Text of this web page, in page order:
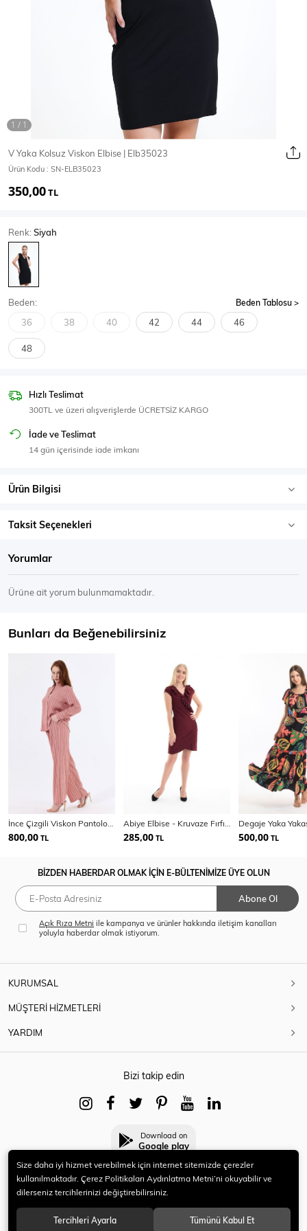
Mont & Kaban Yağmurluk
T-Shirt
Body
SPOR GİYİM
Eşofman Üstü
V Yaka Kolsuz Viskon Elbise | Elb35023
Ürün Kodu : SN-ELB35023
350,00TL
Renk:Siyah
Beden: Beden Tablosu
36 38 40 42 44 46
48
Hızlı Teslimat
300TL ve üzeri alışverişlerde ÜCRETSİZ KARGO
İade ve Teslimat
14 gün içerisinde iade imkanı
Ürün Bilgisi
Taksit Seçenekleri
Yorumlar
Ürüne ait yorum bulunmamaktadır.
Bunları da Beğenebilirsiniz
800,00 TL 285,00 TL 500,00 TL
BİZDEN HABERDAR OLMAK İÇİN E-BÜLTENİMİZE ÜYE OLUN
Abone Ol
Açık Rıza Metni ile kampanya ve ürünler hakkında iletişim kanalları
yoluyla haberdar olmak istiyorum.
KURUMSAL
MÜŞTERİ HİZMETLERİ
YARDIM
Bizi takip edin
Download on
Google play
© 2021 HERYENİ. Tüm hakları saklıdır.
Size daha iyi hizmet verebilmek için internet sitemizde çerezler
kullanılmaktadır. Çerez Politikaları Aydınlatma Metni’ni okuyabilir ve
dilerseniz tercihlerinizi değiştirebilirsiniz.
Tercihleri Ayarla Tümünü Kabul Et